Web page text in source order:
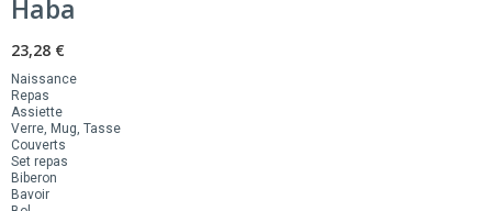
Haba
23,28 €
Naissance
Repas
Assiette
Verre, Mug, Tasse
Couverts
Set repas
Biberon
Bavoir